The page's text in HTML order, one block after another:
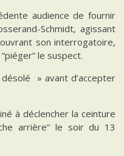
audience de fournir
Schmidt, agissant
son interrogatoire,
le suspect.
» avant d’accepter
à déclencher la ceinture
arrière” le soir du 13